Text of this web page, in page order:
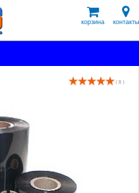
корзина контакты
( 8 )